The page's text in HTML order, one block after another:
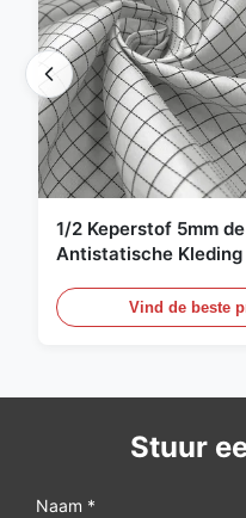
1/2 Keperstof 5mm
Antistatische Kleding
Vind de beste
Stuur
Naam *